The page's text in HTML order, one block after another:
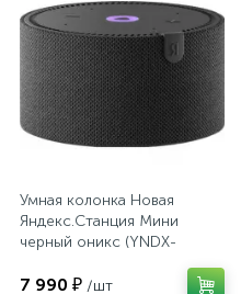
Умная колонка Новая
Яндекс.Станция Мини
черный оникс (YNDX-
7 990 ₽ /шт
Стеллажи
Столы
Столы обеденные
Стулья для